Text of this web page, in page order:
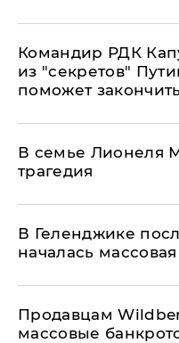
Командир РДК
из "секретов"
поможет
В семье Лионеля
трагедия
В Геленджике
началась
Продавцам
массовые